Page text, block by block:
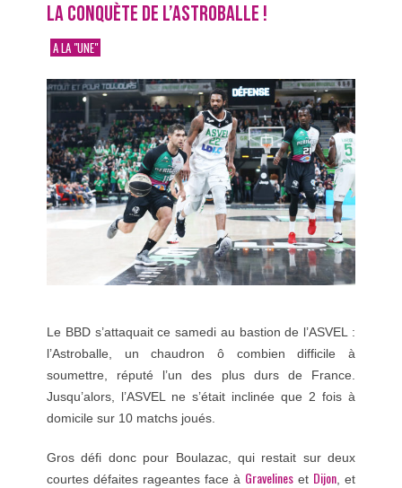
LA CONQUÈTE DE L’ASTROBALLE !
A LA "UNE"
Le BBD s’attaquait ce samedi au bastion de l’ASVEL :
l’Astroballe, un chaudron ô combien difficile à
soumettre, réputé l’un des plus durs de France.
Jusqu’alors, l’ASVEL ne s’était inclinée que 2 fois à
domicile sur 10 matchs joués.
Gros défi donc pour Boulazac, qui restait sur deux
courtes défaites rageantes face à Gravelines et Dijon , et